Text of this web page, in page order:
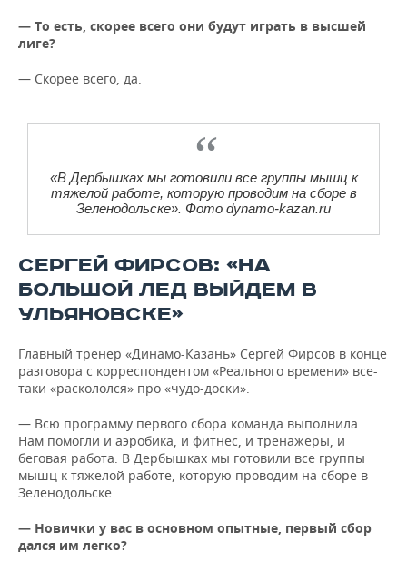
— То есть, скорее всего они будут играть в высшей
лиге?
— Скорее всего, да.
«В Дербышках мы готовили все группы мышц к
тяжелой работе, которую проводим на сборе в
Зеленодольске». Фото dynamo-kazan.ru
СЕРГЕЙ ФИРСОВ: «НА
БОЛЬШОЙ ЛЕД ВЫЙДЕМ В
УЛЬЯНОВСКЕ»
Главный тренер «Динамо-Казань» Сергей Фирсов в конце
разговора с корреспондентом «Реального времени» все-
таки «раскололся» про «чудо-доски».
— Всю программу первого сбора команда выполнила.
Нам помогли и аэробика, и фитнес, и тренажеры, и
беговая работа. В Дербышках мы готовили все группы
мышц к тяжелой работе, которую проводим на сборе в
Зеленодольске.
— Новички у вас в основном опытные, первый сбор
дался им легко?